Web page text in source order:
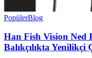
PopülerBlog
Han Fish Vision Ned
Balıkçılıkta Yenilikçi